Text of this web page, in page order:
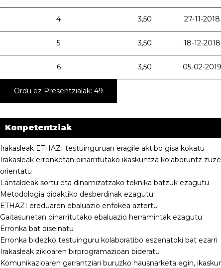
4 3,50 27-11-2018
5 3,50 18-12-2018
6 3,50 05-02-2019
Ordu ez Presentzialak: 49
Konpetentziak
Irakasleak ETHAZI testuinguruan eragile aktibo gisa kokatu
Irakasleak erronketan oinarritutako ikaskuntza kolaboruntz
orientatu
Lantaldeak sortu eta dinamizatzako teknika batzuk ezagutu
Metodologia didaktiko desberdinak ezagutu
ETHAZI ereduaren ebaluazio enfokea aztertu
Gaitasunetan oinarritutako ebaluazio herramintak ezagutu
Erronka bat diseinatu
Erronka bidezko testuinguru kolaboratibo eszenatoki bat ezarri
Irakasleak zikloaren birprogramazioan bideratu
Komunikazioaren garrantziari buruzko hausnarketa egin,